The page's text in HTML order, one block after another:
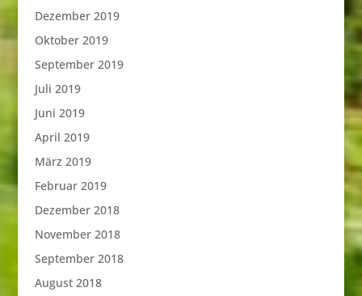
Dezember 2019
Oktober 2019
September 2019
Juli 2019
Juni 2019
April 2019
März 2019
Februar 2019
Dezember 2018
November 2018
September 2018
August 2018